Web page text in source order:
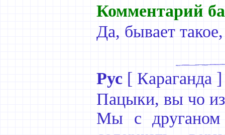
Комментарий
Да, бывает
Рус [ Караганда ]
Пацыки, вы чо
Мы с друганом